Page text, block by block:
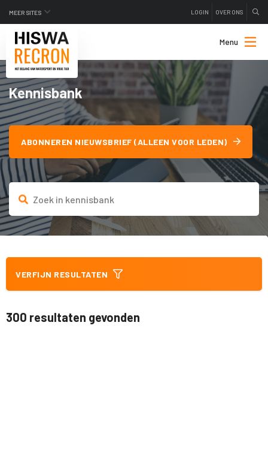
MEER SITES LOGIN OVER ONS
Menu
Kennisbank
ABONNEREN NIEUWSBRIEF (ALLEEN VOOR LEDEN)
VERFIJN RESULTATEN
300 resultaten gevonden